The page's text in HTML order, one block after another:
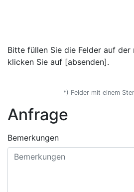
Bitte füllen Sie die Felder auf der
klicken Sie auf [absenden].
*) Felder mit einem
Anfrage
Bemerkungen